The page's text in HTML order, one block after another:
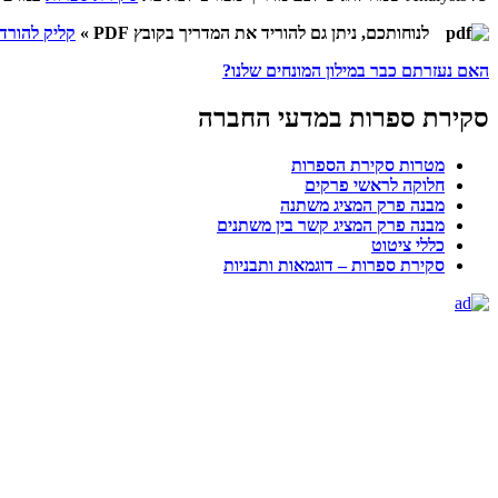
לנוחותכם, ניתן גם להוריד את המדריך בקובץ PDF »
קליק
האם נעזרתם כבר במילון המונחים שלנו?
סקירת ספרות במדעי החברה
מטרות סקירת הספרות
חלוקה לראשי פרקים
מבנה פרק המציג משתנה
מבנה פרק המציג קשר בין משתנים
כללי ציטוט
סקירת ספרות – דוגמאות ותבניות